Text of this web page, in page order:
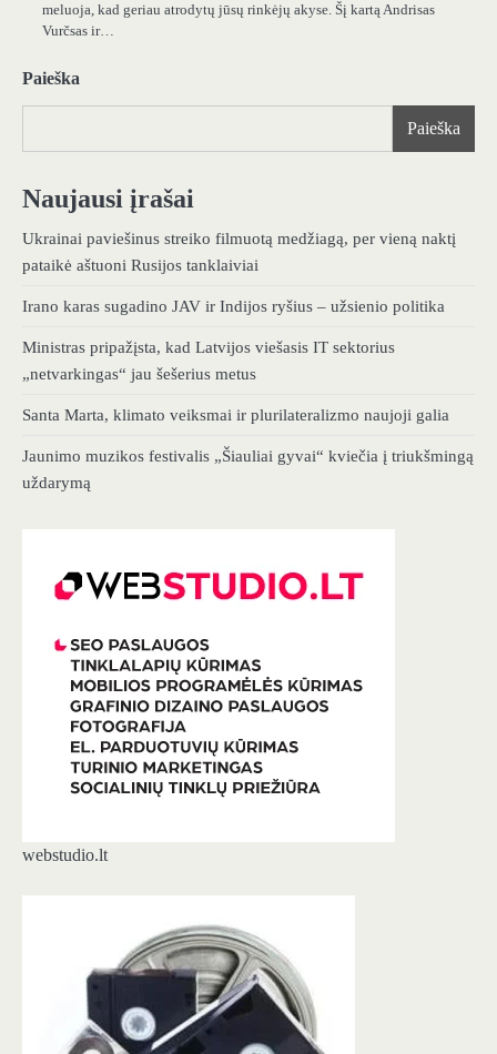
meluoja, kad geriau atrodytų jūsų rinkėjų akyse. Šį kartą Andrisas
Vurčsas ir…
Paieška
Paieška
Naujausi įrašai
Ukrainai paviešinus streiko filmuotą medžiagą, per vieną naktį
pataikė aštuoni Rusijos tanklaiviai
Irano karas sugadino JAV ir Indijos ryšius – užsienio politika
Ministras pripažįsta, kad Latvijos viešasis IT sektorius
„netvarkingas“ jau šešerius metus
Santa Marta, klimato veiksmai ir plurilateralizmo naujoji galia
Jaunimo muzikos festivalis „Šiauliai gyvai“ kviečia į triukšmingą
uždarymą
webstudio.lt